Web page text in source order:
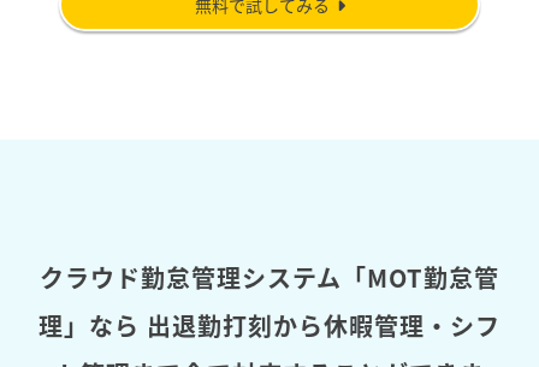
クラウド勤怠管理システム「MOT勤怠管
理」なら 出退勤打刻から休暇管理・シフ